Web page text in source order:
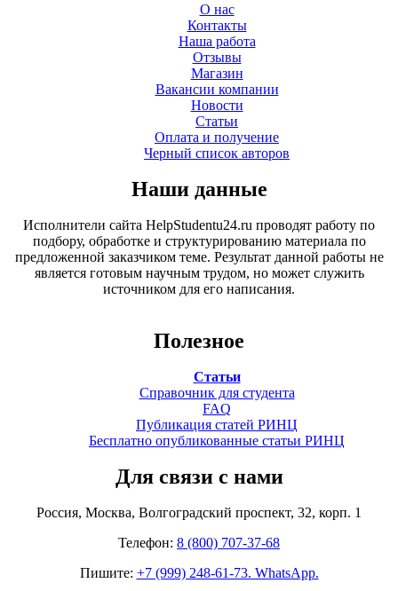
О нас
Контакты
Наша работа
Отзывы
Магазин
Вакансии компании
Новости
Статьи
Оплата и получение
Черный список авторов
Наши данные
Исполнители сайта HelpStudentu24.ru проводят работу по
подбору, обработке и структурированию материала по
предложенной заказчиком теме. Результат данной работы не
является готовым научным трудом, но может служить
источником для его написания.
Полезное
Статьи
Справочник для студента
FAQ
Публикация статей РИНЦ
Бесплатно опубликованные статьи РИНЦ
Для связи с нами
Россия, Москва, Волгоградский проспект, 32, корп. 1
Телефон: 8 (800) 707-37-68
Пишите: +7 (999) 248-61-73. WhatsApp.